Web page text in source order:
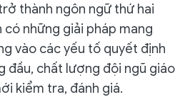
thành ngôn ngữ thứ hai
những giải pháp mang
vào các yếu tố quyết định
đầu, chất lượng đội ngũ giáo
kiểm tra, đánh giá.